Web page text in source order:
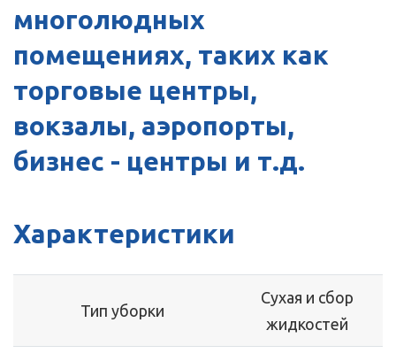
многолюдных
помещениях, таких как
торговые центры,
вокзалы, аэропорты,
бизнес - центры и т.д.
Характеристики
Тип уборки
Сухая и сбор
жидкостей